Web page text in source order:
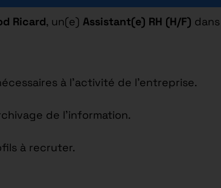
Ricard, un(e) Assistant(e) RH (H/F)
à l’activité de l’entreprise.
de l’information.
à recruter.